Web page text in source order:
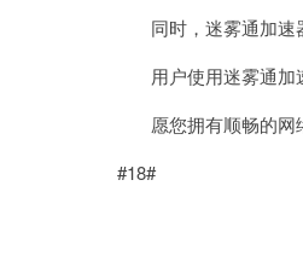
同时，迷雾通加速
用户使用迷雾通加速
愿您拥有顺畅的网
#18#